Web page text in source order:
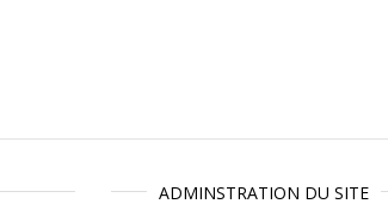
ADMINSTRATION DU SITE